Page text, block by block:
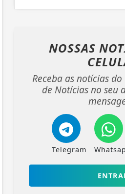
NOSSAS
Receba as notícias do
de Notícias no seu
Telegram